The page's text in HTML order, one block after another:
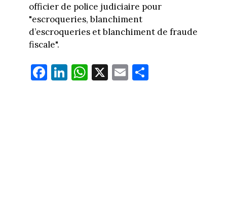
officier de police judiciaire pour
"escroqueries, blanchiment
d’escroqueries et blanchiment de fraude
fiscale".
Fa
ce
Li
nk
W
ha
X E
m
Pa